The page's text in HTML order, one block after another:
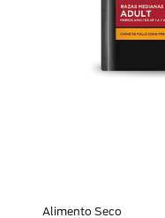
Alimento Seco